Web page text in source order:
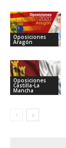
Oposiciones
Aragón
Oposiciones
Castilla-La
Mancha